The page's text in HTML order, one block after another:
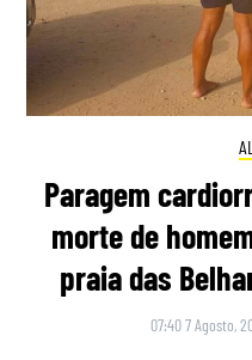
Paragem
morte de
praia das
07:40 7 Agosto,